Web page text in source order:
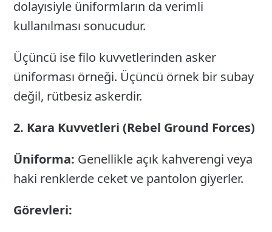
dolayısiyle üniformların da verimli
kullanılması sonucudur.
Üçüncü ise filo kuvvetlerinden asker
üniforması örneği. Üçüncü örnek bir subay
değil, rütbesiz askerdir.
2. Kara Kuvvetleri (Rebel Ground Forces)
Üniforma: Genellikle açık kahverengi veya
haki renklerde ceket ve pantolon giyerler.
Görevleri: